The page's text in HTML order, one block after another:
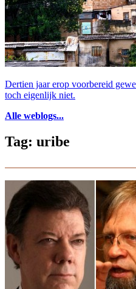
Dertien jaar erop voorbereid
toch eigenlijk niet.
Alle weblogs...
Tag: uribe